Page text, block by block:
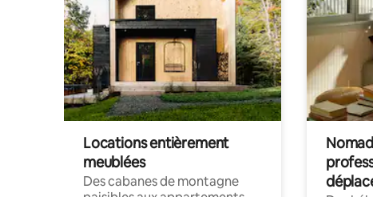
Locations entièrement
meublées
Des cabanes de montagne